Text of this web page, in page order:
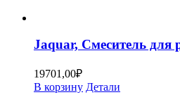
Jaquar, Смеситель
19701,00₽
В корзину Детали